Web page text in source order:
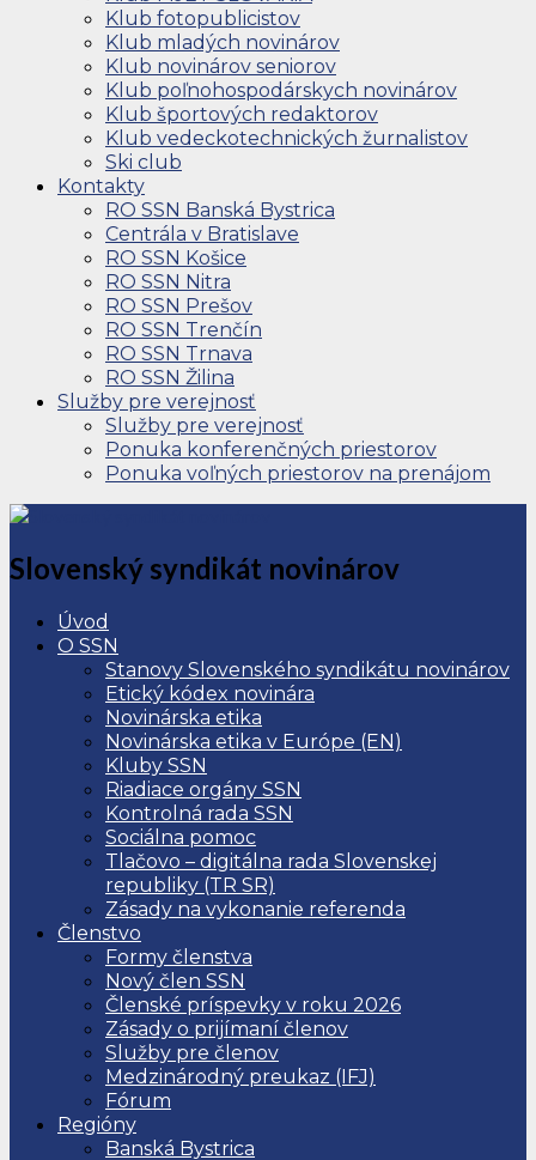
Klub fotopublicistov
Klub mladých novinárov
Klub novinárov seniorov
Klub poľnohospodárskych novinárov
Klub športových redaktorov
Klub vedeckotechnických žurnalistov
Ski club
Kontakty
RO SSN Banská Bystrica
Centrála v Bratislave
RO SSN Košice
RO SSN Nitra
RO SSN Prešov
RO SSN Trenčín
RO SSN Trnava
RO SSN Žilina
Služby pre verejnosť
Služby pre verejnosť
Ponuka konferenčných priestorov
Ponuka voľných priestorov na prenájom
Slovenský syndikát novinárov
Úvod
O SSN
Stanovy Slovenského syndikátu novinárov
Etický kódex novinára
Novinárska etika
Novinárska etika v Európe (EN)
Kluby SSN
Riadiace orgány SSN
Kontrolná rada SSN
Sociálna pomoc
Tlačovo – digitálna rada Slovenskej
republiky (TR SR)
Zásady na vykonanie referenda
Členstvo
Formy členstva
Nový člen SSN
Členské príspevky v roku 2026
Zásady o prijímaní členov
Služby pre členov
Medzinárodný preukaz (IFJ)
Fórum
Regióny
Banská Bystrica